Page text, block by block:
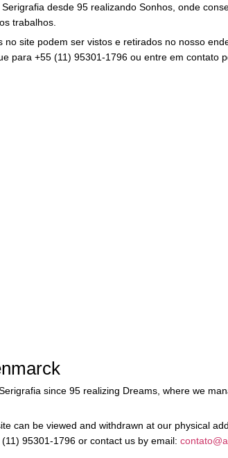
Serigrafia desde 95 realizando Sonhos, onde
trabalhos.
site podem ser vistos e retirados no nosso
para +55 (11) 95301-1796 ou entre em contato
since 95 realizing Dreams, where we
can be viewed and withdrawn at our physical
95301-1796 or contact us by email: